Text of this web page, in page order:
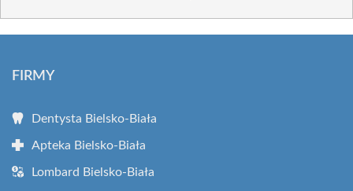
FIRMY
Dentysta Bielsko-Biała
Apteka Bielsko-Biała
Lombard Bielsko-Biała